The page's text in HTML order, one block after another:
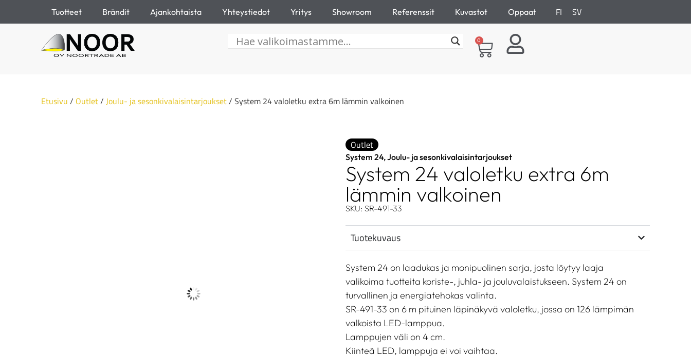
Tuotteet Brändit Ajankohtaista Yhteystiedot Yritys Showroom Referenssit Kuvastot Oppaat FI SV
0
Etusivu / Outlet/ Joulu- ja sesonkivalaisintarjoukset/ System 24 valoletku extra 6m lämmin valkoinen
Outlet
System 24,Joulu- ja sesonkivalaisintarjoukset
System 24 valoletku extra 6m
lämmin valkoinen
SKU: SR-491-33
Tuotekuvaus
System 24 on laadukas ja monipuolinen sarja, josta löytyy laaja
valikoima tuotteita koriste-, juhla- ja jouluvalaistukseen. System 24 on
turvallinen ja energiatehokas valinta.
SR-491-33 on 6 m pituinen läpinäkyvä valoletku, jossa on 126 lämpimän
valkoista LED-lamppua.
Lamppujen väli on 4 cm.
Kiinteä LED, lamppuja ei voi vaihtaa.